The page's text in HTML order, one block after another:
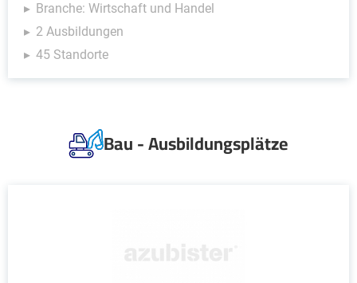
Branche: Wirtschaft und Handel
2 Ausbildungen
45 Standorte
Bau - Ausbildungsplätze